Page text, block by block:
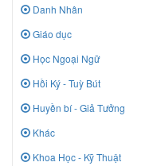
Danh Nhân
Giáo dục
Học Ngoại Ngữ
Hồi Ký - Tuỳ Bút
Huyền bí - Giả Tưởng
Khác
Khoa Học - Kỹ Thuật